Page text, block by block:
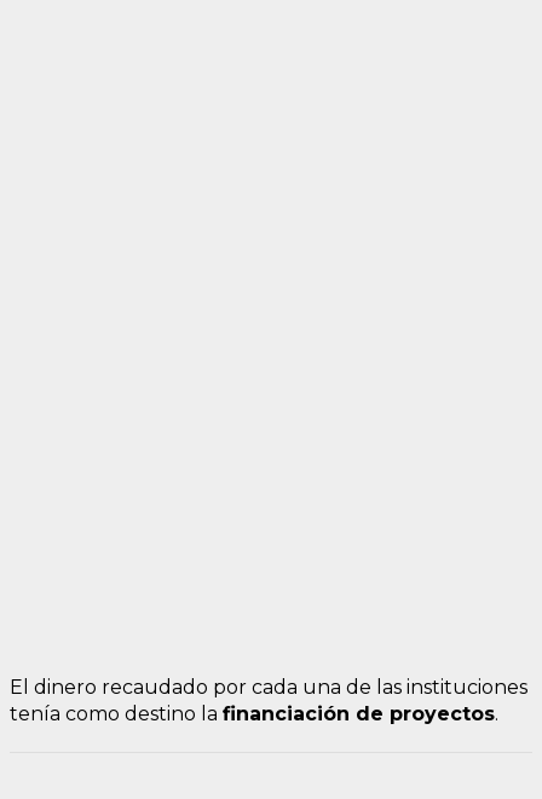
El dinero recaudado por cada una de las instituciones
tenía como destino la financiación de proyectos.